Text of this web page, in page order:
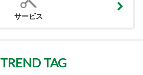
サービス
TREND TAG